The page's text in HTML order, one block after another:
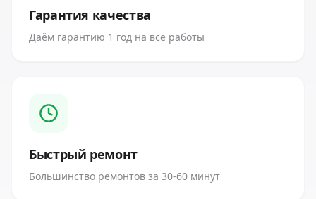
Гарантия качества
Даём гарантию 1 год на все работы
Быстрый ремонт
Большинство ремонтов за 30-60 минут